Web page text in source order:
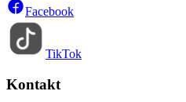
Facebook
TikTok
Kontakt